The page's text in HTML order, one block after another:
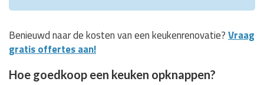
Benieuwd naar de kosten van een keukenrenovatie?Vraag
gratis offertes aan!
Hoe goedkoop een keuken opknappen?